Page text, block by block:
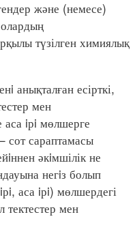
және (немесе)
түзілген химиялық
есірткі,
мен
iрi мөлшерге
сот сараптамасы
әкiмшілік не
негiз болып
аса iрi) мөлшердегі
тектестер мен